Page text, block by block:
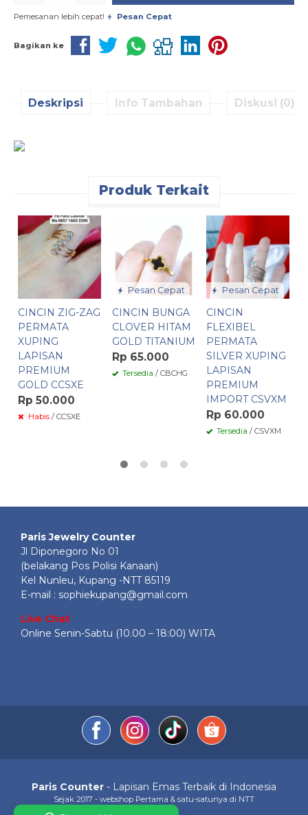
Pemesanan lebih cepat! Pesan Cepat
Bagikan ke
Deskripsi Info Tambahan Diskusi (0)
Produk Terkait
CINCIN ZIG-ZAG
PERMATA
XUPING
LAPISAN
PREMIUM
GOLD CCSXE
Rp 50.000
Habis / CCSXE
Pesan Cepat
CINCIN BUNGA
CLOVER HITAM
GOLD TITANIUM
Rp 65.000
Tersedia / CBCHG
Pesan Cepat
CINCIN
FLEXIBEL
PERMATA
SILVER XUPING
LAPISAN
PREMIUM
IMPORT CSVXM
Rp 60.000
Tersedia / CSVXM
Paris Jewelry Counter
Jl Diponegoro No 01
(belakang Pos Polisi Kanaan)
Kel Nunleu, Kupang -NTT 85119
E-mail : sophiekupang@gmail.com
Live Chat
Online Senin-Sabtu (10.00 – 18:00) WITA
Paris Counter - Lapisan Emas Terbaik di Indonesia
Sejak 2017 - webshop Pertama & satu-satunya di NTT